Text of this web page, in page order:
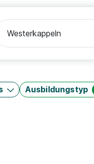
Ausbildungstyp